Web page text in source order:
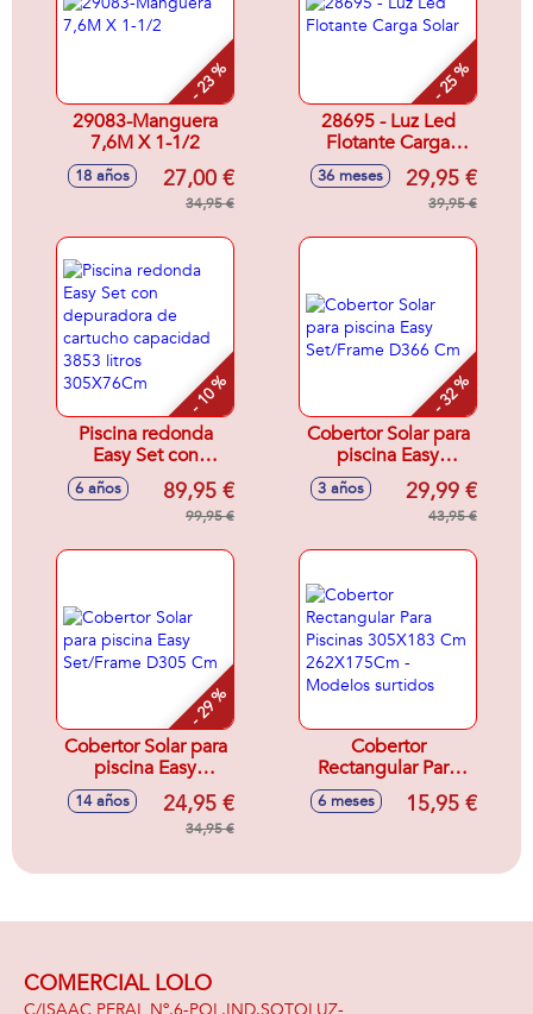
- 23 %
29083-Manguera
7,6M X 1-1/2
18 años 27,00 €
34,95 €
- 25 %
28695 - Luz Led
Flotante Carga
Solar
36 meses 29,95 €
39,95 €
- 10 %
Piscina redonda
Easy Set con
depuradora de
cartucho capacidad
3853 litros
6 años 89,95 €
99,95 €
- 32 %
Cobertor Solar para
piscina Easy
Set/Frame D366
3 años 29,99 €
43,95 €
- 29 %
Cobertor Solar para
piscina Easy
Set/Frame D305
Cm
14 años 24,95 €
34,95 €
Cobertor
Rectangular Para
Piscinas 305X183
Cm 262X175Cm -
6 meses 15,95 €
COMERCIAL LOLO